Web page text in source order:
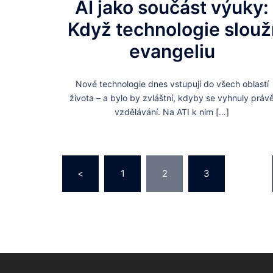
AI jako součást výuky:
Když technologie
evangeliu
Nové technologie dnes vstupují do všech oblastí
života – a bylo by zvláštní, kdyby se vyhnuly
vzdělávání. Na ATI k nim […]
Stránkování
příspěvků
< 1 2 3